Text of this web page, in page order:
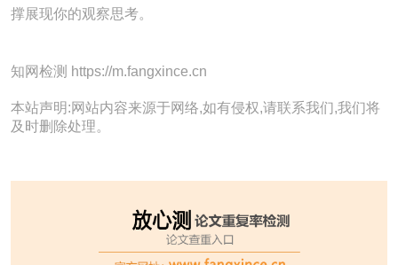
撑展现你的观察思考。
知网检测 https://m.fangxince.cn
本站声明:网站内容来源于网络,如有侵权,请联系我们,我们将
及时删除处理。